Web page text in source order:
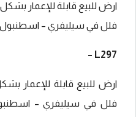
ارض للبيع قابلة للإعمار
فلل في سيليفري – اسطنبول مساحتها
L297 –
ارض للبيع قابلة للإعمار
فلل في سيليفري – اسطنبول